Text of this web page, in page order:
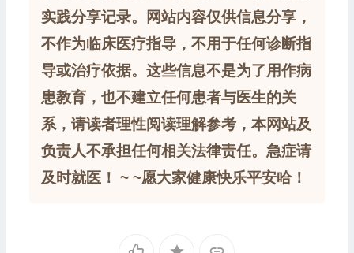
实践分享记录。网站内容仅供信息分享，
不作为临床医疗指导，不用于任何诊断指
导或治疗依据。这些信息不是为了用作病
患教育，也不建立任何患者与医生的关
系，请读者理性阅读理解参考，本网站及
负责人不承担任何相关法律责任。急症请
及时就医！ ~ ~愿大家健康快乐平安哈！